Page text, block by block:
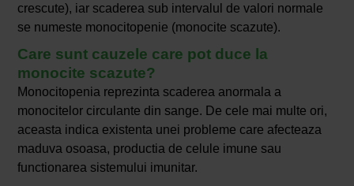
crescute), iar scaderea sub intervalul de valori normale
se numeste monocitopenie (monocite scazute).
Care sunt cauzele care pot duce la
monocite scazute?
Monocitopenia reprezinta scaderea anormala a
monocitelor circulante din sange. De cele mai multe ori,
aceasta indica existenta unei probleme care afecteaza
maduva osoasa, productia de celule imune sau
functionarea sistemului imunitar.